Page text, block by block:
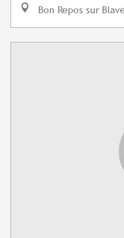
Bon Repos sur